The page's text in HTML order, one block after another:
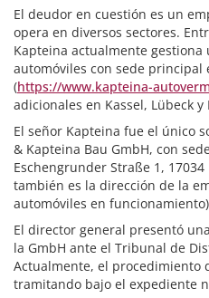
El deudor en cuestión es un
opera en diversos sectores.
Kapteina actualmente
automóviles con sede
(https://www.kapteina-
adicionales en Kassel, Lübeck y
El señor Kapteina fue el único
& Kapteina Bau GmbH, con
Eschengrunder Straße 1,
también es la dirección de la
automóviles en
El director general presentó
la GmbH ante el Tribunal de
Actualmente, el procedimiento
tramitando bajo el expediente